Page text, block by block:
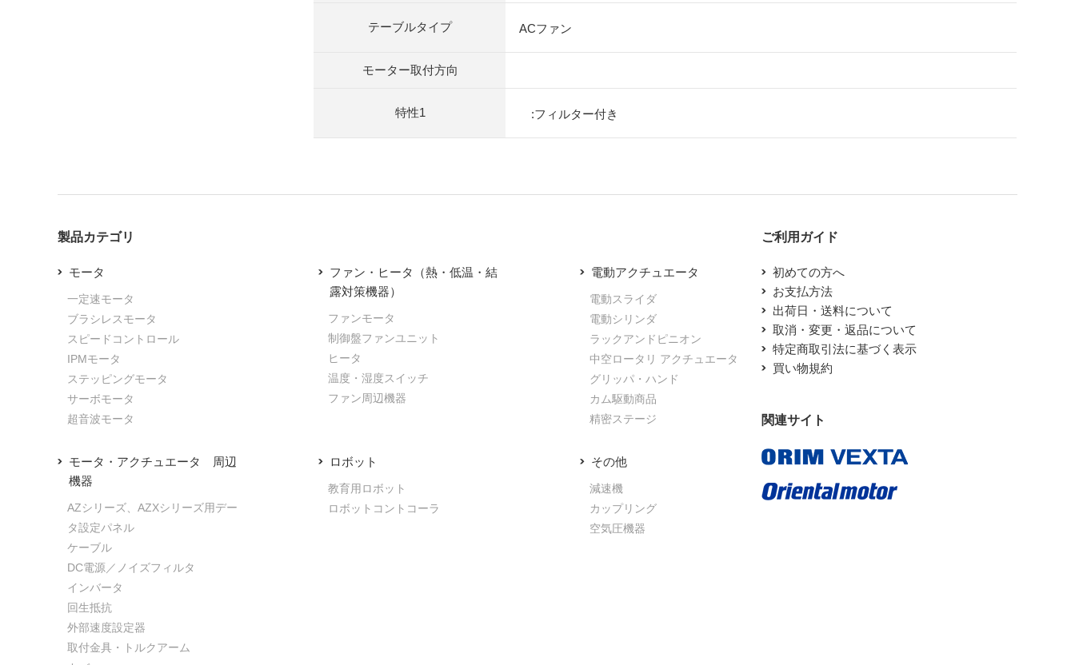
テーブルタイプ ACファン
モーター取付方向
特性1 :フィルター付き
製品カテゴリ
モータ
一定速モータ
ブラシレスモータ
スピードコントロール
IPMモータ
ステッピングモータ
サーボモータ
超音波モータ
ファン・ヒータ（熱・低温・結
露対策機器）
ファンモータ
制御盤ファンユニット
ヒータ
温度・湿度スイッチ
ファン周辺機器
電動アクチュエータ
電動スライダ
電動シリンダ
ラックアンドピニオン
中空ロータリ アクチュエータ
グリッパ・ハンド
カム駆動商品
精密ステージ
モータ・アクチュエータ 周辺
機器
AZシリーズ、AZXシリーズ用デー
タ設定パネル
ケーブル
DC電源／ノイズフィルタ
インバータ
回生抵抗
外部速度設定器
取付金具・トルクアーム
ロボット
教育用ロボット
ロボットコントコーラ
その他
減速機
カップリング
空気圧機器
ご利用ガイド
初めての方へ
お支払方法
出荷日・送料について
取消・変更・返品について
特定商取引法に基づく表示
買い物規約
関連サイト